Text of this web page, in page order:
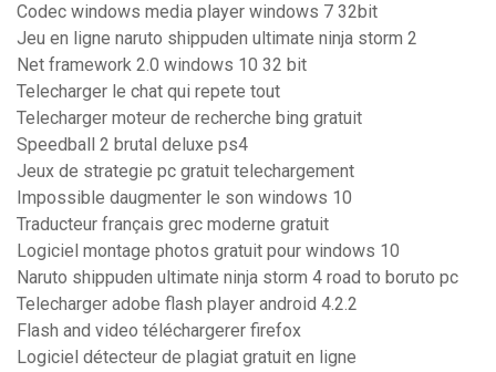
Codec windows media player windows 7 32bit
Jeu en ligne naruto shippuden ultimate ninja storm 2
Net framework 2.0 windows 10 32 bit
Telecharger le chat qui repete tout
Telecharger moteur de recherche bing gratuit
Speedball 2 brutal deluxe ps4
Jeux de strategie pc gratuit telechargement
Impossible daugmenter le son windows 10
Traducteur français grec moderne gratuit
Logiciel montage photos gratuit pour windows 10
Naruto shippuden ultimate ninja storm 4 road to boruto pc
Telecharger adobe flash player android 4.2.2
Flash and video téléchargerer firefox
Logiciel détecteur de plagiat gratuit en ligne